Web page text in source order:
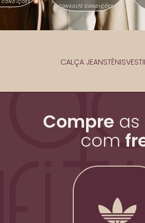
CONDIÇÕES
CONSULTE CONDIÇÕES
TÊNIS
CALÇA JEANS
Compre as
com